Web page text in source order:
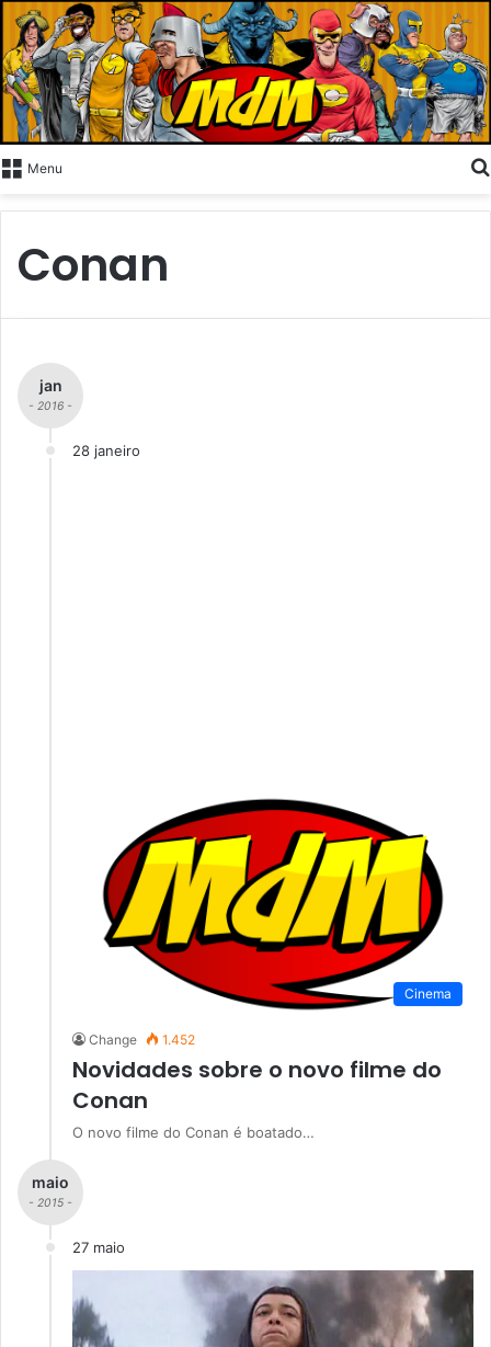
Menu
Conan
jan
- 2016 -
28 janeiro
Cinema
Change 1.452
Novidades sobre o novo filme do
Conan
O novo filme do Conan é boatado…
maio
- 2015 -
27 maio